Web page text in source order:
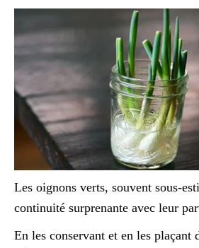
Les oignons verts, souvent sous-
continuité surprenante avec leur
En les conservant et en les plaçant